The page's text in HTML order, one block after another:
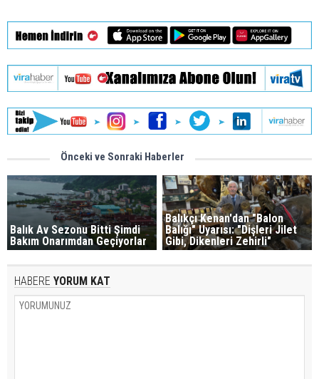
Önceki ve Sonraki Haberler
Balık Av Sezonu Bitti Şimdi
Bakım Onarımdan Geçiyorlar
Balıkçı Kenan'dan "Balon
Balığı" Uyarısı: "Dişleri Jilet
Gibi, Dikenleri Zehirli"
HABERE YORUM KAT